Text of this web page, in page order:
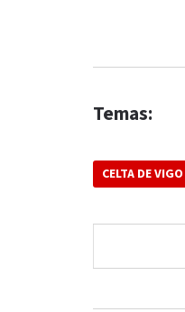
Temas:
CELTA DE VIGO